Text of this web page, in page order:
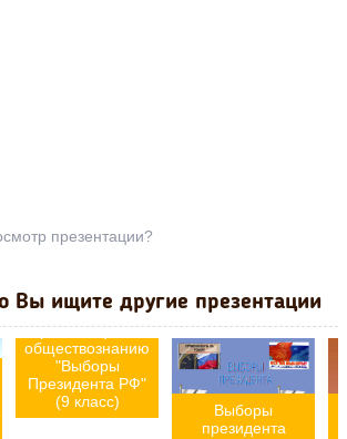
презентации?
Вы ищите другие презентации
Презентация по
обществознанию
"Выборы
Президента РФ"
(9 класс)
Выборы
президента